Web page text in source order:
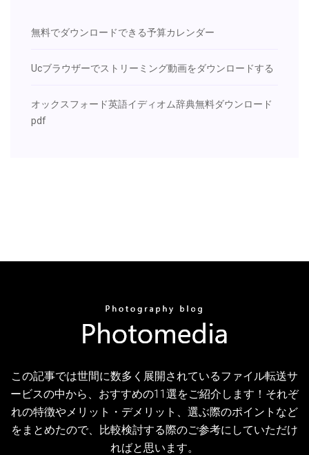
無料でダウンロードできる予算カレンダー
Ucブラウザーでストリーミング動画をダウンロードする
オックスフォード英語イディオム辞典無料ダウンロード
pdf
この記事では世間に数多く展開されているファイル転送サ
ービスの中から、おすすめの11選をご紹介します！それぞ
れの特徴やメリット・デメリット、選ぶ際のポイントなど
をまとめたので、比較検討する際のご参考にしていただけ
ればと思います。